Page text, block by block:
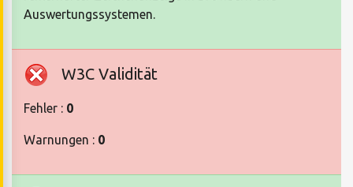
Auswertungssystemen.
W3C Validität
Fehler : 0
Warnungen : 0